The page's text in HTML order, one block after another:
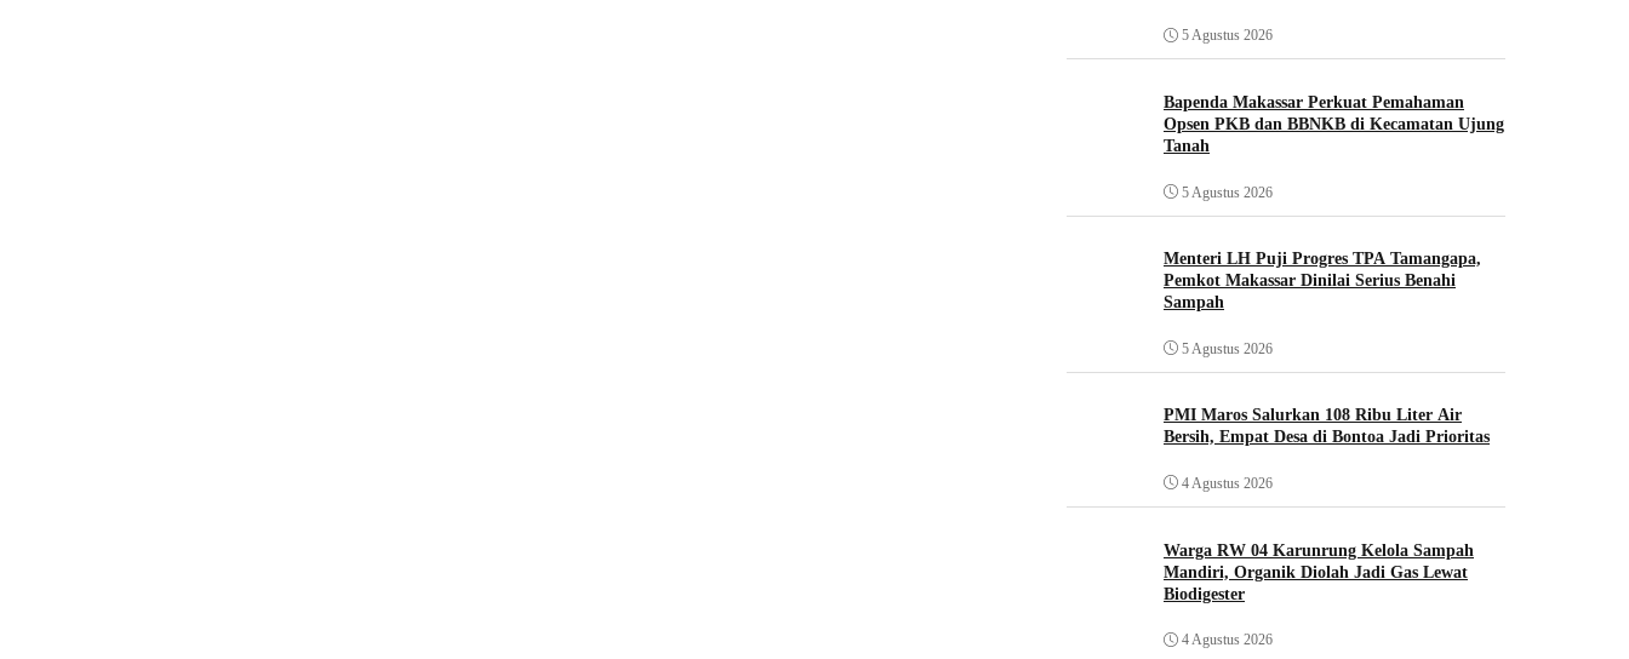
5 Agustus 2026
Bapenda Makassar Perkuat Pemahaman
Opsen PKB dan BBNKB di Kecamatan Ujung
Tanah‎
5 Agustus 2026
Menteri LH Puji Progres TPA Tamangapa,
Pemkot Makassar Dinilai Serius Benahi
Sampah
5 Agustus 2026
PMI Maros Salurkan 108 Ribu Liter Air
Bersih, Empat Desa di Bontoa Jadi Prioritas
4 Agustus 2026
Warga RW 04 Karunrung Kelola Sampah
Mandiri, Organik Diolah Jadi Gas Lewat
Biodigester
4 Agustus 2026